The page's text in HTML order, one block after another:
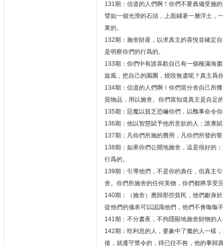
131期：信道的人們啊！你們不要責備受施
譬如一個光滑的石頭，上面鋪著一層浮土，
衆的。
132期：施舍財産，以求真主的喜悅並確定
是明察你們的行爲的。
133期：你們中有誰喜歡自己有一個種滿海
旋風，把自己的園圃，燒毀無遺呢？真主爲
134期：信道的人們啊！你們當分舍自己所
質物品，用以施舍。你們當知道真主是自足
135期：惡魔以貧乏恐嚇你們，以醜事命令
136期：他以智慧賦予他所意欲的人；誰禀
137期：凡你們所施的費用，凡你們所發的
138期：如果你們公開地施舍，這是很好的
行爲的。
139期：引導他們，不是你的責任，但真主
舍。你們所施舍的任何美物，你們都將享受
140期：（施舍）應歸那些貧民，他們獻身
從他們的儀表可以認識他們，他們不會呶呶
141期：不分晝夜，不拘隱顯地施舍財物的
142期：吃利息的人，要象中了魔的人一樣
後，就遵守禁令的，得已往不咎，他的事歸